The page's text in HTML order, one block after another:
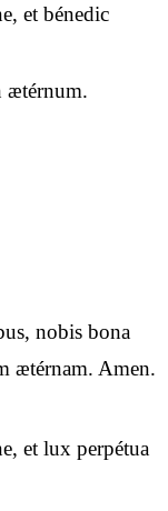
et bénedic
ætérnum.
nobis bona
ætérnam. Amen.
et lux perpétua